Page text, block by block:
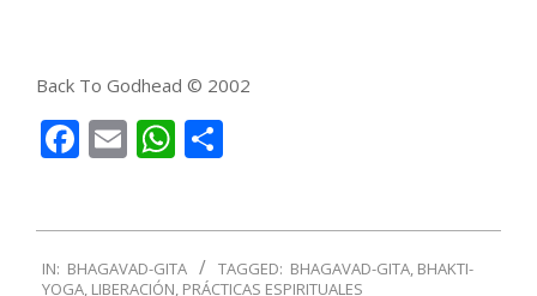
Back To Godhead © 2002
Facebook
EmailWhatsApp
02-
IN: BHAGAVAD-GITA TAGGED: BHAGAVAD-GITA, BHAKTI-
YOGA, LIBERACIÓN, PRÁCTICAS ESPIRITUALES